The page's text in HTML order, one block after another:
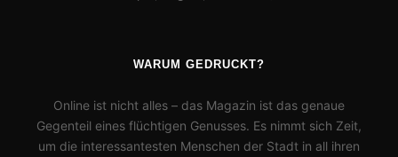
WARUM GEDRUCKT?
Online ist nicht alles – das Magazin ist das genaue
Gegenteil eines flüchtigen Genusses. Es nimmt sich Zeit,
um die interessantesten Menschen der Stadt in all ihren